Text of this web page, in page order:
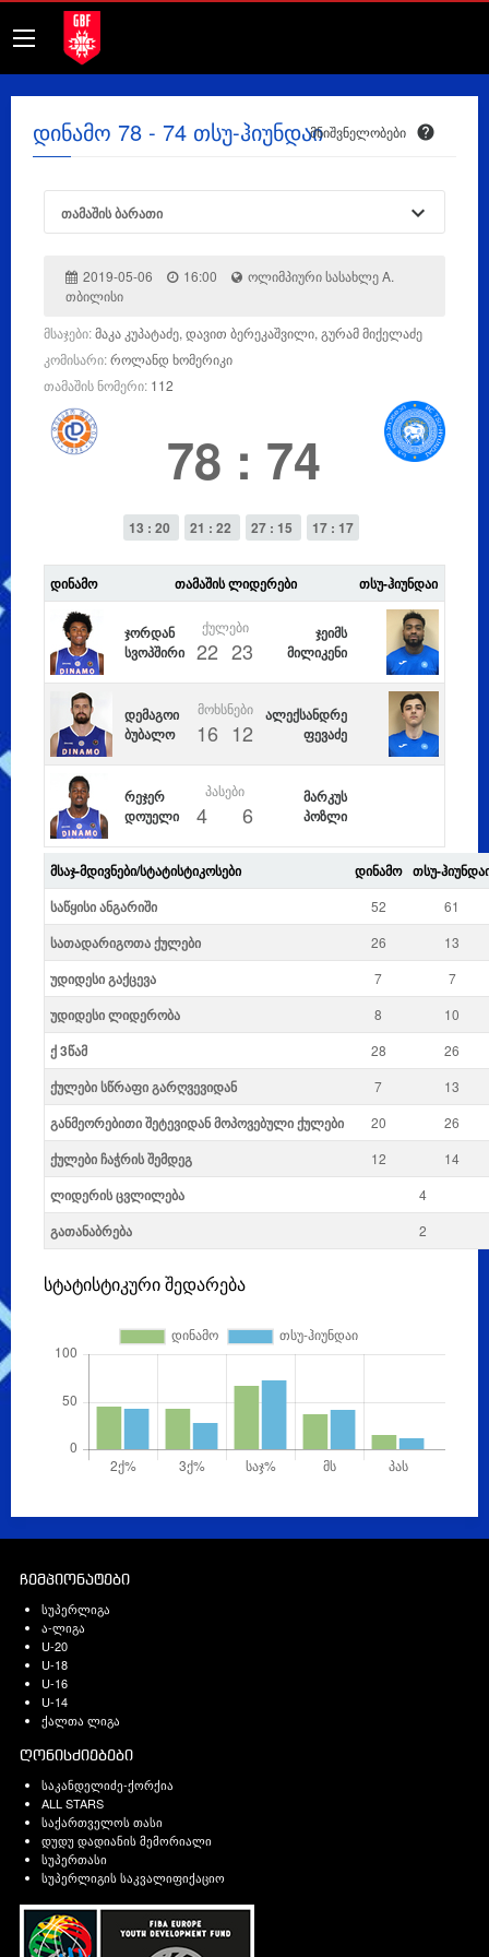
დინამო 78 - 74 თსუ-ჰიუნდაიმნიშვნელობები
თამაშის ბარათი
2019-05-06 16:00
ოლიმპიური სასახლე A.
თბილისი
მსაჯები:მაკა კუპატაძე, დავით ბერეკაშვილი, გურამ მიქელაძე
კომისარი:როლანდ ხომერიკი
თამაშის ნომერი: 112
78 : 74
13 : 20 21 : 22 27 : 15 17 : 17
ᲓᲘᲜᲐᲛᲝ ᲗᲐᲛᲐᲨᲘᲡ ᲚᲘᲓᲔᲠᲔᲑᲘ ᲗᲡᲣ-ᲰᲘᲣᲜᲓᲐᲘ
ჯორდან
სვოპშირი
ᲥᲣᲚᲔᲑᲘ
22 23
ჯეიმს
მილიკენი
დემაგოი
ბუბალო
ᲛᲝᲮᲡᲜᲔᲑᲘ
16 12
ალექსანდრე
ფევაძე
რეჯერ
დოუელი
ᲞᲐᲡᲔᲑᲘ
4 6
მარკუს
პოზლი
ᲛᲡᲐᲯ-ᲛᲓᲘᲕᲜᲔᲑᲘ/ᲡᲢᲐᲢᲘᲡᲢᲘᲙᲝᲡᲔᲑᲘ ᲓᲘᲜᲐᲛᲝ ᲗᲡᲣ-
საწყისი ანგარიში
52 61
სათადარიგოთა ქულები 26 13
უდიდესი გაქცევა 7 7
უდიდესი ლიდერობა 8 10
ქ 3წამ 28 26
ქულები სწრაფი გარღვევიდან 7 13
განმეორებითი შეტევიდან მოპოვებული ქულები 20 26
ქულები ჩაჭრის შემდეგ 12 14
ლიდერის ცვლილება 4
გათანაბრება 2
სტატისტიკური შედარება
ჩემპიონატები
სუპერლიგა
ა-ლიგა
U-20
U-18
U-16
U-14
ქალთა ლიგა
ღონისძიებები
საკანდელიძე-ქორქია
ALL STARS
საქართველოს თასი
დუდუ დადიანის მემორიალი
სუპერთასი
სუპერლიგის საკვალიფიქაციო